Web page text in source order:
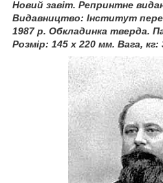
Новий завіт. Репринтне
Видавництво: Інститут
1987 р. Обкладинка тверда.
Розмір: 145 х 220 мм. Вага, кг: